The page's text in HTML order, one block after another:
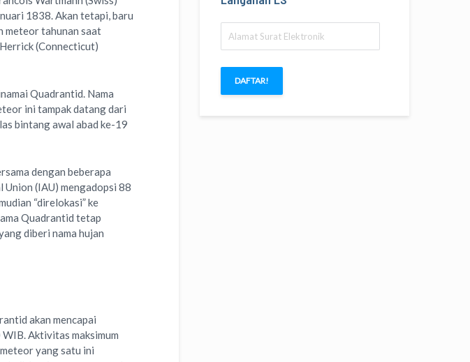
1838. Akan tetapi, baru
meteor tahunan saat
(Connecticut)
Quadrantid. Nama
ini tampak datang dari
bintang awal abad ke-19
dengan beberapa
(IAU) mengadopsi 88
“direlokasi” ke
Quadrantid tetap
diberi nama hujan
akan mencapai
Aktivitas maksimum
yang satu ini
Surat
Elektronik
DAFTAR!